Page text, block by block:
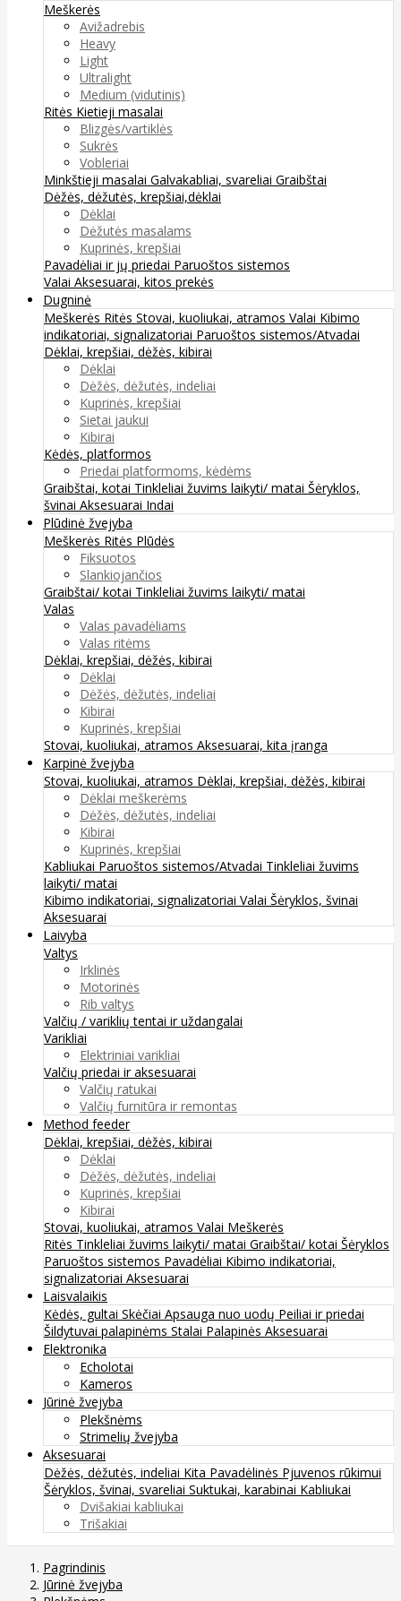
Meškerės
Avižadrebis
Heavy
Light
Ultralight
Medium (vidutinis)
Ritės Kietieji masalai
Blizgės/vartiklės
Sukrės
Vobleriai
Minkštieji masalai Galvakabliai, svareliai Graibštai
Dėžės, dėžutės, krepšiai,dėklai
Dėklai
Dėžutės masalams
Kuprinės, krepšiai
Pavadėliai ir jų priedai Paruoštos sistemos
Valai Aksesuarai, kitos prekės
Dugninė
Meškerės Ritės Stovai, kuoliukai, atramos Valai Kibimo
indikatoriai, signalizatoriai Paruoštos sistemos/Atvadai
Dėklai, krepšiai, dėžės, kibirai
Dėklai
Dėžės, dėžutės, indeliai
Kuprinės, krepšiai
Sietai jaukui
Kibirai
Kėdės, platformos
Priedai platformoms, kėdėms
Graibštai, kotai Tinkleliai žuvims laikyti/ matai Šėryklos,
švinai Aksesuarai Indai
Plūdinė žvejyba
Meškerės Ritės Plūdės
Fiksuotos
Slankiojančios
Graibštai/ kotai Tinkleliai žuvims laikyti/ matai
Valas
Valas pavadėliams
Valas ritėms
Dėklai, krepšiai, dėžės, kibirai
Dėklai
Dėžės, dėžutės, indeliai
Kibirai
Kuprinės, krepšiai
Stovai, kuoliukai, atramos Aksesuarai, kita įranga
Karpinė žvejyba
Stovai, kuoliukai, atramos Dėklai, krepšiai, dėžės, kibirai
Dėklai meškerėms
Dėžės, dėžutės, indeliai
Kibirai
Kuprinės, krepšiai
Kabliukai Paruoštos sistemos/Atvadai Tinkleliai žuvims
laikyti/ matai
Kibimo indikatoriai, signalizatoriai Valai Šėryklos, švinai
Aksesuarai
Laivyba
Valtys
Irklinės
Motorinės
Rib valtys
Valčių / variklių tentai ir uždangalai
Varikliai
Elektriniai varikliai
Valčių priedai ir aksesuarai
Valčių ratukai
Valčių furnitūra ir remontas
Method feeder
Dėklai, krepšiai, dėžės, kibirai
Dėklai
Dėžės, dėžutės, indeliai
Kuprinės, krepšiai
Kibirai
Stovai, kuoliukai, atramos Valai Meškerės
Ritės Tinkleliai žuvims laikyti/ matai Graibštai/ kotai Šėryklos
Paruoštos sistemos Pavadėliai Kibimo indikatoriai,
signalizatoriai Aksesuarai
Laisvalaikis
Kėdės, gultai Skėčiai Apsauga nuo uodų Peiliai ir priedai
Šildytuvai palapinėms Stalai Palapinės Aksesuarai
Elektronika
Echolotai
Kameros
Jūrinė žvejyba
Plekšnėms
Strimelių žvejyba
Aksesuarai
Dėžės, dėžutės, indeliai Kita Pavadėlinės Pjuvenos rūkimui
Šėryklos, švinai, svareliai Suktukai, karabinai Kabliukai
Dvišakiai kabliukai
Trišakiai
Pagrindinis
Jūrinė žvejyba